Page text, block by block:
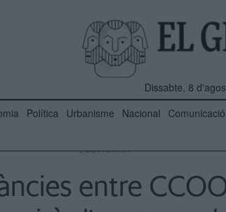
Dissabte, 8
Política Urbanisme Nacional Comunicació
ECONOMIA
entre